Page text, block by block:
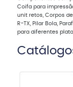
Coifa para
unit retos, Corpos
R-TX, Pilar Bola,
para diferentes